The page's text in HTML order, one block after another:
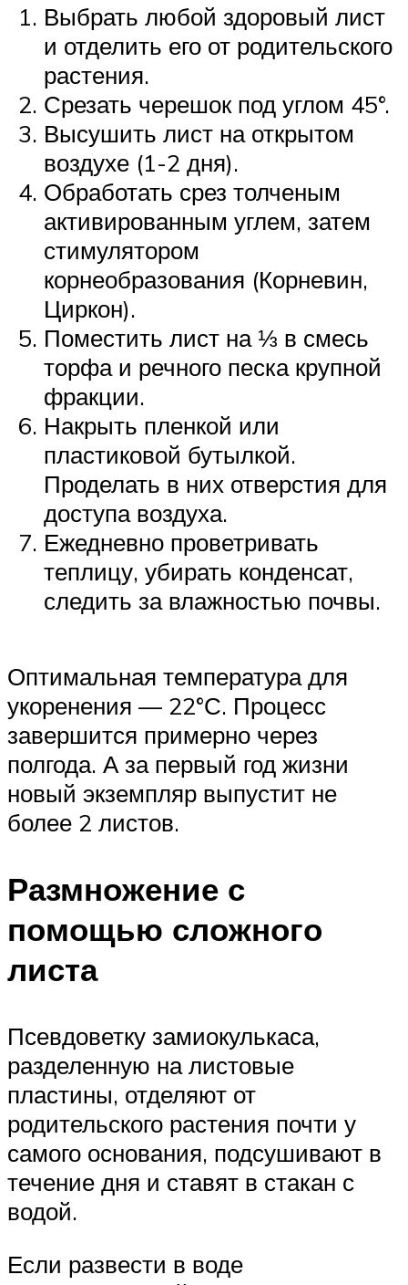
Выбрать любой здоровый лист
и отделить его от родительского
растения.
Срезать черешок под углом 45°.
Высушить лист на открытом
воздухе (1-2 дня).
Обработать срез толченым
активированным углем, затем
стимулятором
корнеобразования (Корневин,
Циркон).
Поместить лист на ⅓ в смесь
торфа и речного песка крупной
фракции.
Накрыть пленкой или
пластиковой бутылкой.
Проделать в них отверстия для
доступа воздуха.
Ежедневно проветривать
теплицу, убирать конденсат,
следить за влажностью почвы.
Оптимальная температура для
укоренения — 22°С. Процесс
завершится примерно через
полгода. А за первый год жизни
новый экземпляр выпустит не
более 2 листов.
Размножение с
помощью сложного
листа
Псевдоветку замиокулькаса,
разделенную на листовые
пластины, отделяют от
родительского растения почти у
самого основания, подсушивают в
течение дня и ставят в стакан с
водой.
Если развести в воде